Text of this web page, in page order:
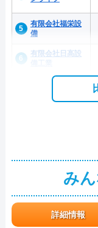
有限会社福栄設
備
有限会社日高設
み
詳細情報